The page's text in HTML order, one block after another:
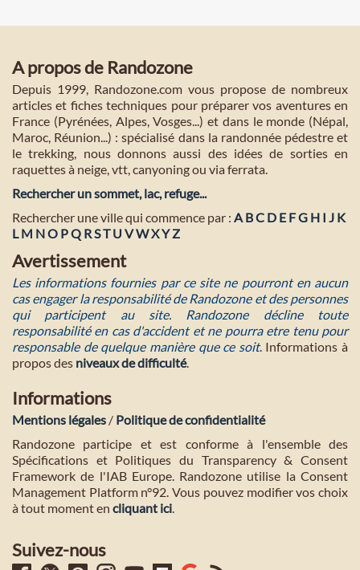
A propos de Randozone
Depuis 1999, Randozone.com vous propose de nombreux
articles et fiches techniques pour préparer vos aventures en
France (Pyrénées, Alpes, Vosges...) et dans le monde (Népal,
Maroc, Réunion...) : spécialisé dans la randonnée pédestre et
le trekking, nous donnons aussi des idées de sorties en
raquettes à neige, vtt, canyoning ou via ferrata.
Rechercher un sommet, lac, refuge...
Rechercher une ville qui commence par : A BC D E FG H I J K
L M NO PQ R ST U VWXY Z
Avertissement
Les informations fournies par ce site ne pourront en aucun
cas engager la responsabilité de Randozone et des personnes
qui participent au site. Randozone décline toute
responsabilité en cas d'accident et ne pourra etre tenu pour
responsable de quelque manière que ce soit. Informations à
propos des niveaux de difficulté.
Informations
Mentions légales / Politique de confidentialité
Randozone participe et est conforme à l'ensemble des
Spécifications et Politiques du Transparency & Consent
Framework de l'IAB Europe. Randozone utilise la Consent
Management Platform n°92. Vous pouvez modifier vos choix
à tout moment en cliquant ici
Suivez-nous